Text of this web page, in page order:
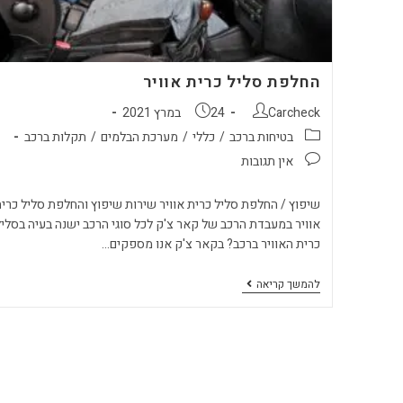
החלפת סליל כרית אוויר
Carcheck
24 במרץ 2021
בטיחות ברכב / כללי / מערכת הבלמים / תקלות ברכב
אין תגובות
שיפוץ / החלפת סליל כרית אוויר שירות שיפוץ והחלפת סליל
אוויר במעבדת הרכב של קאר צ'ק לכל סוגי הרכב ישנה בעיה
כרית האוויר ברכב? בקאר צ'ק אנו מספקים…
להמשך קריאה